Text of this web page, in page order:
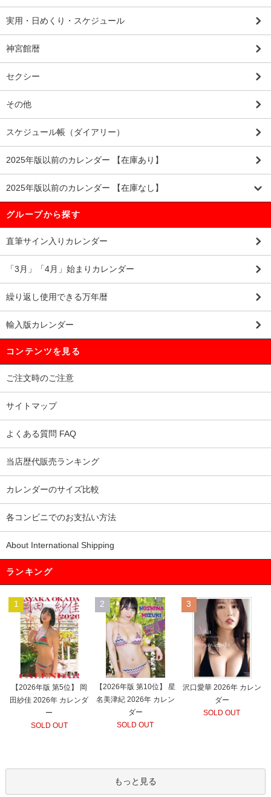
実用・日めくり・スケジュール
神宮館暦
セクシー
その他
スケジュール帳（ダイアリー）
2025年版以前のカレンダー 【在庫あり】
2025年版以前のカレンダー 【在庫なし】
グループから探す
直筆サイン入りカレンダー
「3月」「4月」始まりカレンダー
繰り返し使用できる万年暦
輸入版カレンダー
コンテンツを見る
ご注文時のご注意
サイトマップ
よくある質問 FAQ
当店歴代販売ランキング
カレンダーのサイズ比較
各コンビニでのお支払い方法
About International Shipping
ランキング
1
【2026年版 第5位】 岡
田紗佳 2026年 カレンダ
ー
SOLD OUT
2
【2026年版 第10位】 星
名美津紀 2026年 カレン
ダー
SOLD OUT
3
沢口愛華 2026年 カレン
ダー
SOLD OUT
もっと見る